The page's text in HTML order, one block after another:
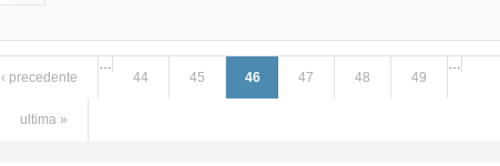
‹ precedente
…
44
45 46 47 48 49
…
ultima »